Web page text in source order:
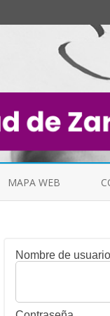
MAPA WEB
Nombre de usuario